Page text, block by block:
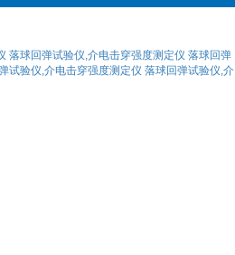
落球回弹试验仪,介电击穿强度测定仪 落球回弹
试验仪,介电击穿强度测定仪 落球回弹试验仪,介